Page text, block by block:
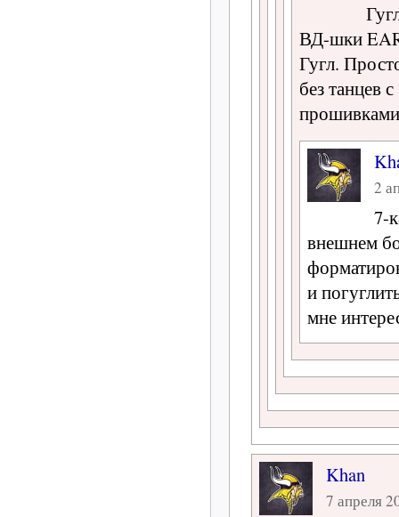
ВД-шки
Гугл.
без танцев
2
7-
внешнем
и
мне
Khan
7 апреля